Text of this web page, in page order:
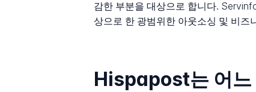
감한 부분을 대상으로 합니다.
상으로 한 광범위한 아웃소싱 및 비즈
Hispapost는 어느